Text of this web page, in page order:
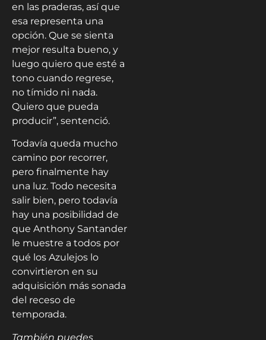
en las praderas, así que
esa representa una
opción. Que se sienta
mejor resulta bueno, y
luego quiero que esté a
tono cuando regrese,
no tímido ni nada.
Quiero que pueda
producir”, sentenció.
Todavía queda mucho
camino por recorrer,
pero finalmente hay
una luz. Todo necesita
salir bien, pero todavía
hay una posibilidad de
que Anthony Santander
le muestre a todos por
qué los Azulejos lo
convirtieron en su
adquisición más sonada
del receso de
temporada.
También puedes